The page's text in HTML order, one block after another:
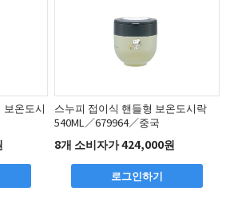
보온도시
스누피 접이식 핸들형 보온도시락
540ML／679964／중국
8개 소비자가 424,000원
로그인하기